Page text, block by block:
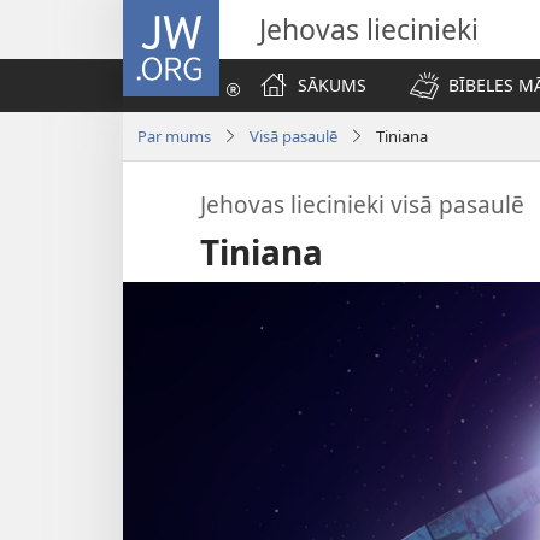
JW.ORG Jehovas liecinieki
SĀKUMS
BĪBELES
Par mums Visā pasaulē Tiniana
Jehovas liecinieki visā pasaulē
Tiniana